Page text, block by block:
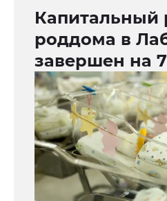
Капитальный
роддома в
завершен на